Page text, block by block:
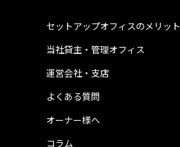
運営会社・支店
よくある質問
当社貸主・管理オフィス
オーナー様へ
コラム
セットアップオフィスのメリット